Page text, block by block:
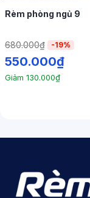
và thiết kế cụ
cung cấp để
làm việc của
Rèm phòng ngủ 9
680.000₫ -19%
550.000₫
Giảm 130.000₫